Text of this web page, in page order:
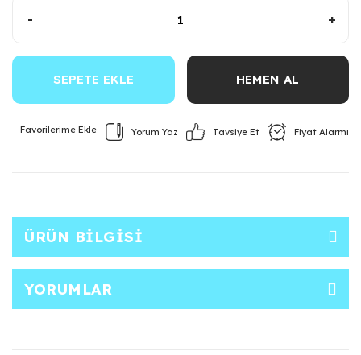
- +
SEPETE EKLE HEMEN AL
Yorum Yaz Tavsiye Et Fiyat Alarmı
ÜRÜN BILGISI
YORUMLAR